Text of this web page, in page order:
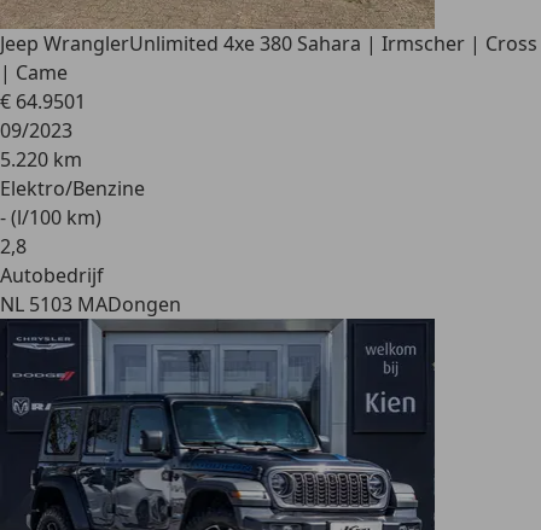
Jeep WranglerUnlimited 4xe 380 Sahara | Irmscher | Cross
| Came
€ 64.9501
09/2023
5.220 km
Elektro/Benzine
- (l/100 km)
2,8
Autobedrijf
NL 5103 MADongen